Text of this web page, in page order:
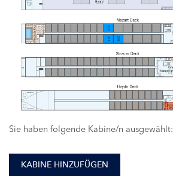
309
311
312
Sie haben folgende Kabine/n ausgewählt:
KABINE HINZUFÜGEN